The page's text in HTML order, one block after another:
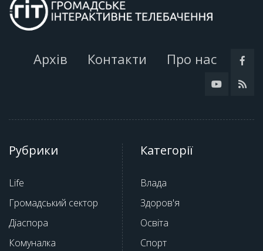
Архів Контакти Про нас
Рубрики
Life
Громадський сектор
Діаспора
Комуналка
Категорії
Влада
Здоров'я
Освіта
Спорт